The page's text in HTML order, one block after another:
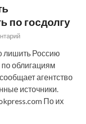
по госдолгу
лишить Россию
облигациям
агентство
источники.
По их